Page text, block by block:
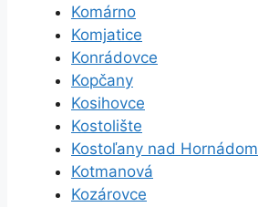
Komárno
Komjatice
Konrádovce
Kopčany
Kosihovce
Kostolište
Kostoľany nad Hornádom
Kotmanová
Kozárovce